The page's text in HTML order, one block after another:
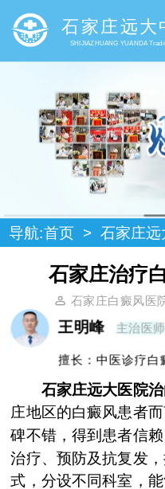
石家庄远大
SHIJIAZHUANG YUANDA
导航:首页 > 石家庄
石家庄治疗
石家庄白癜风医
王明峰 主治医师
擅长：中医诊疗白
石家庄远大医院治
庄地区的白癜风患者
碑不错，得到患者信
治疗、预防及抗复发
式，分设不同科室，